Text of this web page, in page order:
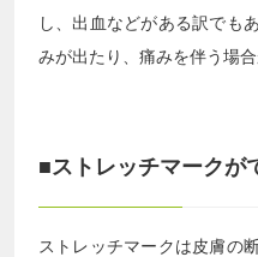
し、出血などがある訳でも
みが出たり、痛みを伴う場合
■ストレッチマークが
ストレッチマークは皮膚の